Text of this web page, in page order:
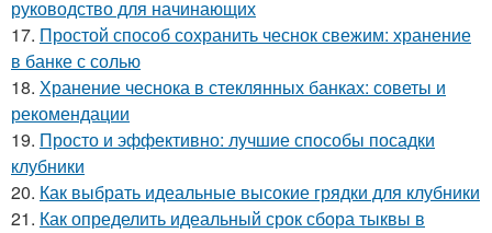
руководство для начинающих
17. Простой способ сохранить чеснок свежим: хранение
в банке с солью
18. Хранение чеснока в стеклянных банках: советы и
рекомендации
19. Просто и эффективно: лучшие способы посадки
клубники
20. Как выбрать идеальные высокие грядки для клубники
21. Как определить идеальный срок сбора тыквы в